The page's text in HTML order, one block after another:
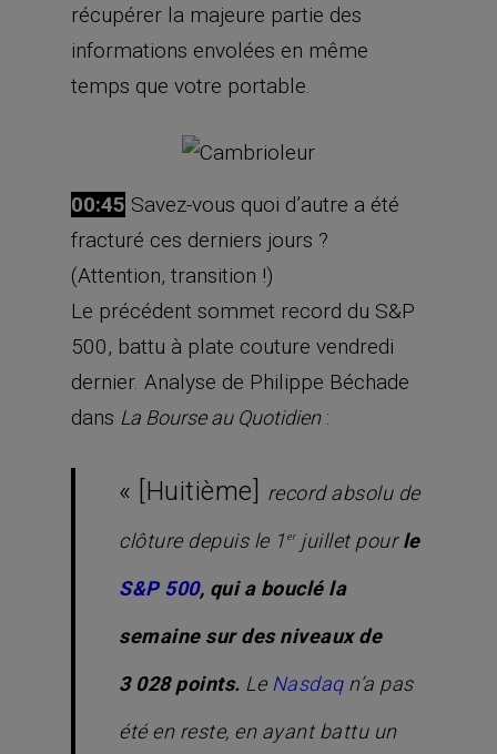
récupérer la majeure partie des
informations envolées en même
temps que votre portable.
00:45 Savez-vous quoi d’autre a été
fracturé ces derniers jours ?
(Attention, transition !)
Le précédent sommet record du S&P
500, battu à plate couture vendredi
dernier. Analyse de Philippe Béchade
dans La Bourse au Quotidien:
« [Huitième] record absolu de
clôture depuis le 1 erjuillet pourle
S&P 500, qui a bouclé la
semaine sur des niveaux de
3 028 points. Le Nasdaqn’a pas
été en reste, en ayant battu un